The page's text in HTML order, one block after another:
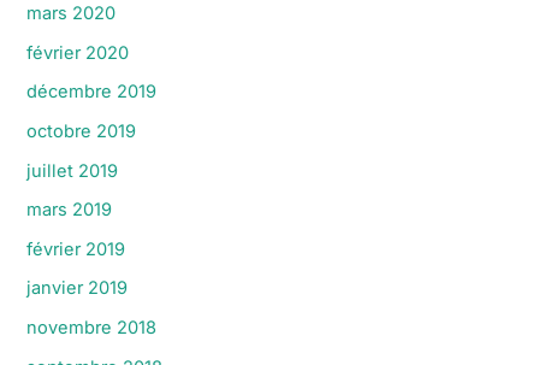
mars 2020
février 2020
décembre 2019
octobre 2019
juillet 2019
mars 2019
février 2019
janvier 2019
novembre 2018